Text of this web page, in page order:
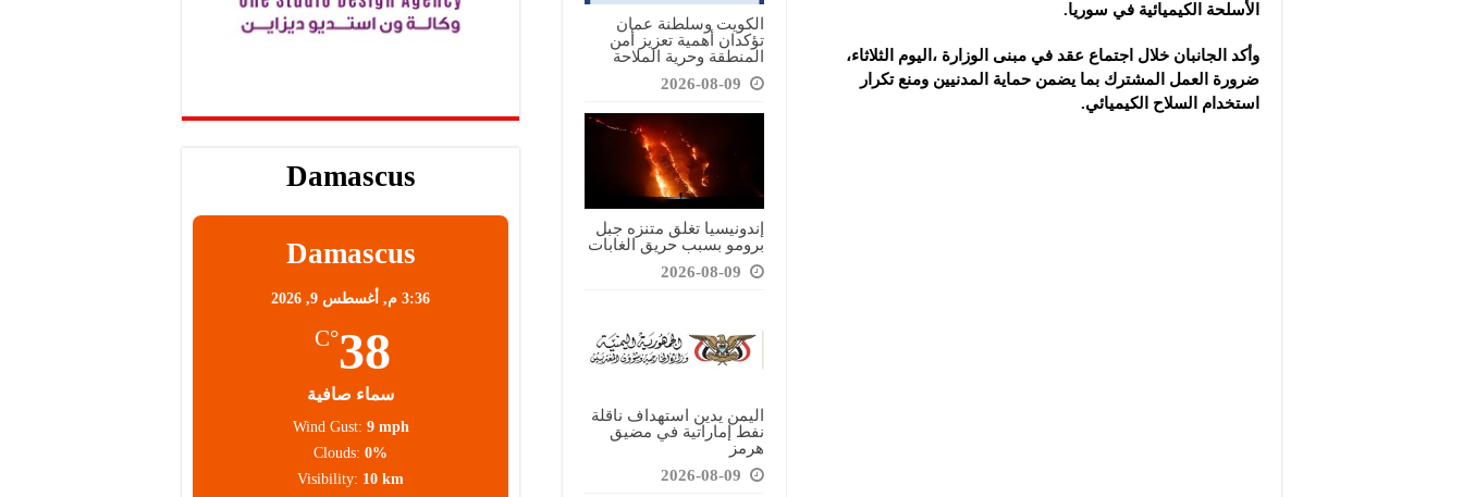
الكويت وسلطنة عمان
تؤكدان أهمية تعزيز أمن
المنطقة وحرية الملاحة
2026-08-09
إندونيسيا تغلق متنزه جبل
برومو بسبب حريق الغابات
2026-08-09
اليمن يدين استهداف ناقلة
نفط إماراتية في مضيق
هرمز
2026-08-09
الأسلحة الكيميائية في سوريا.
وأكد الجانبان خلال اجتماع عقد في مبنى الوزارة ،اليوم الثلاثاء،
ضرورة العمل المشترك بما يضمن حماية المدنيين ومنع تكرار
استخدام السلاح الكيميائي.
Damascus
Damascus
3:36 م, أغسطس 9, 2026
38
°C
سماء صافية
Wind Gust: 9 mph
Clouds: 0%
Visibility: 10 km